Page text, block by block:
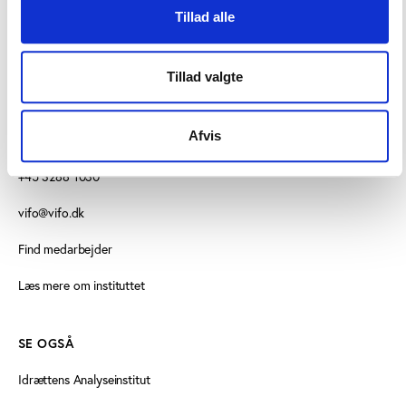
Tillad alle
Tillad valgte
Afvis
KONTAKT
Vester Allé 8B, 3. sal, 8000 Aarhus C
+45 3266 1030
vifo@vifo.dk
Find medarbejder
Læs mere om instituttet
SE OGSÅ
Idrættens Analyseinstitut